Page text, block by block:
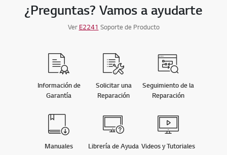
¿Preguntas? Vamos a ayudarte
Ver E2241 Soporte de Producto
Información de
Garantía
Solicitar una
Reparación
Seguimiento de la
Reparación
Manuales Librería de Ayuda Videos y Tutoriales